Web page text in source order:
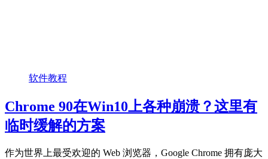
软件教程
Chrome 90在Win10上各种崩溃？这里有
临时缓解的方案
作为世界上最受欢迎的 Web 浏览器，Google Chrome 拥有庞大